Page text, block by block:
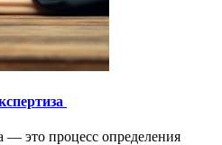
— это процесс определения